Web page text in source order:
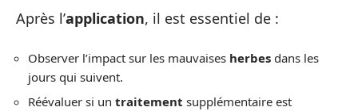
Après l’application, il est essentiel de :
Observer l’impact sur les mauvaises herbes dans les
jours qui suivent.
Réévaluer si un traitement supplémentaire est